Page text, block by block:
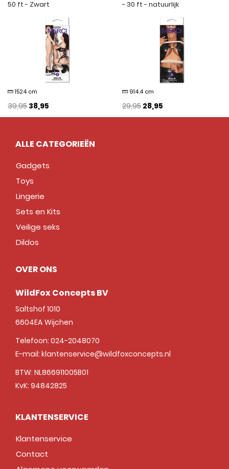
50 ft - Zwart
1524 cm
39,95 38,95
- 30 ft - natuurlijk
914.4 cm
29,95 28,95
ALLE CATEGORIEËN
Gadgets
Toys
Lingerie
Sets en Kits
Veilige seks
Dildos
OVER ONS
WildFox Concepts BV
Saltshof 1010
6604EA Wijchen
Telefoon: 024-2048070
E-mail: klantenservice@wildfoxconcepts.nl
BTW: NL866911005B01
KvK: 94842825
KLANTENSERVICE
Klantenservice
Contact